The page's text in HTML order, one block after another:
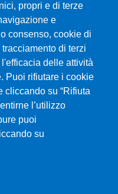
propri e di terze
e
consenso, cookie di
di terzi
delle attività
Puoi rifiutare i cookie
cliccando su “Rifiuta
l’utilizzo
puoi
su